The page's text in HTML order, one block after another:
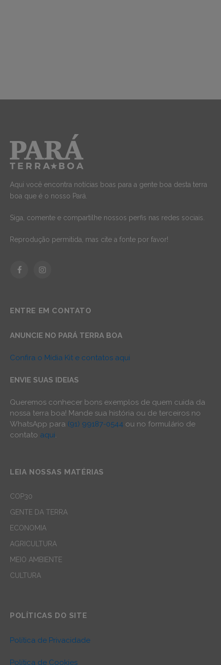
Aqui você encontra notícias boas para a gente boa desta terra
boa que é o nosso Pará.
Siga, comente e compartilhe nossos perfis nas redes sociais.
Reprodução permitida, mas cite a fonte por favor!
FacebookInstagram
ENTRE EM CONTATO
ANUNCIE NO PARÁ TERRA BOA
Confira o Mídia Kit e contatos aqui
ENVIE SUAS IDEIAS
Queremos conhecer bons exemplos de quem cuida da
nossa terra boa! Mande sua história ou de terceiros no
WhatsApp para (91) 99187-0544 ou no formulário de
contato aqui.
LEIA NOSSAS MATÉRIAS
COP30
GENTE DA TERRA
ECONOMIA
AGRICULTURA
MEIO AMBIENTE
CULTURA
POLÍTICAS DO SITE
Política de Privacidade
Política de Cookies